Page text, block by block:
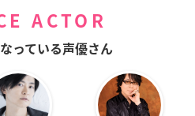
ACTOR
っている声優さん